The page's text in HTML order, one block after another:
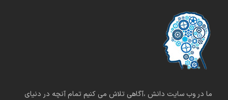
ما در وب سایت دانش ،آگاهی تلاش می کنیم تمام آنچه در دنیای